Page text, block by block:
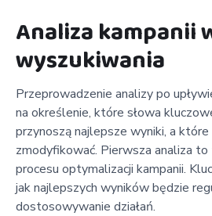
Analiza kampanii
wyszukiwania
Przeprowadzenie analizy po
na określenie, które słowa
przynoszą najlepsze wyniki, a
zmodyfikować. Pierwsza analiza
procesu optymalizacji kampanii.
jak najlepszych wyników będzie
dostosowywanie działań.